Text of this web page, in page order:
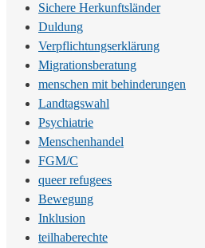
Sichere Herkunftsländer
Duldung
Verpflichtungserklärung
Migrationsberatung
menschen mit behinderungen
Landtagswahl
Psychiatrie
Menschenhandel
FGM/C
queer refugees
Bewegung
Inklusion
teilhaberechte